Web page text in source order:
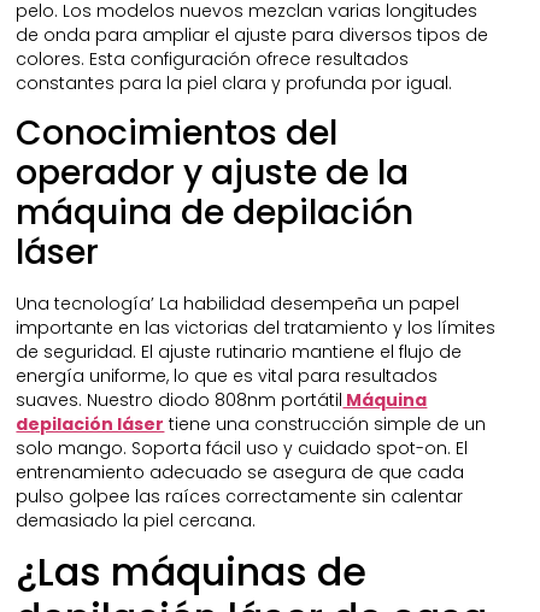
pelo. Los modelos nuevos mezclan varias longitudes
de onda para ampliar el ajuste para diversos tipos de
colores. Esta configuración ofrece resultados
constantes para la piel clara y profunda por igual.
Conocimientos del
operador y ajuste de la
máquina de depilación
láser
Una tecnología’ La habilidad desempeña un papel
importante en las victorias del tratamiento y los límites
de seguridad. El ajuste rutinario mantiene el flujo de
energía uniforme, lo que es vital para resultados
suaves. Nuestro diodo 808nm portátil Máquina
depilación láser tiene una construcción simple de un
solo mango. Soporta fácil uso y cuidado spot-on. El
entrenamiento adecuado se asegura de que cada
pulso golpee las raíces correctamente sin calentar
demasiado la piel cercana.
¿Las máquinas de